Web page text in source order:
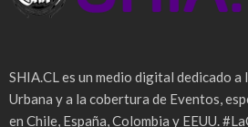
SHIA.CL es un medio digital dedicado
Urbana y a la cobertura de Eventos,
en Chile, España, Colombia y EEUU.